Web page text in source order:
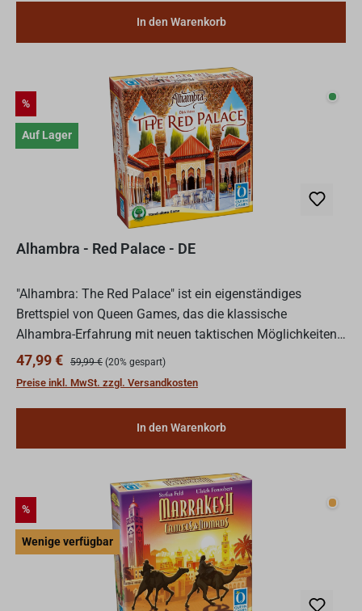
In den Warenkorb
Rabatt
%
Auf Lager
Auf
Alhambra - Red Palace - DE
"Alhambra: The Red Palace" ist ein eigenständiges
Brettspiel von Queen Games, das die klassische
Alhambra-Erfahrung mit neuen taktischen Möglichkeiten
und Spielmechaniken bereichert. Als Spieler schlüpfen Sie
in die R...
Verkaufspreis:
47,99 € Regulärer Preis:
59,99 € (20% gespart)
Preise inkl. MwSt. zzgl. Versandkosten
In den Warenkorb
Rabatt
%
Wenige verfügbar